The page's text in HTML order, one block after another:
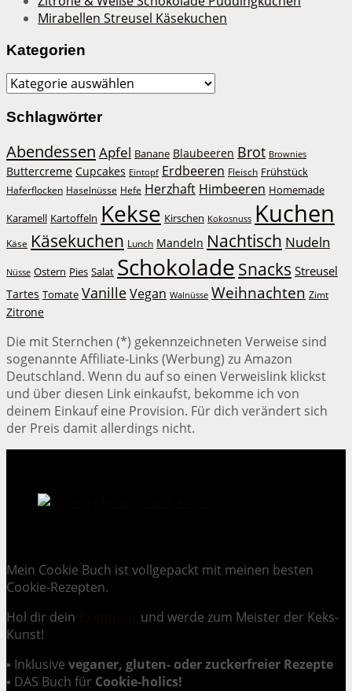
Mirabellen Streusel Käsekuchen
Kategorien
Kategorien
Schlagwörter
Abendessen Apfel Banane Blaubeeren Brot Brownies
Buttercreme Cupcakes Eintopf Erdbeeren Fleisch Frühstück
Haferflocken Haselnüsse Hefe Herzhaft Himbeeren Homemade
Karamell Kartoffeln Kekse Kirschen Kokosnuss Kuchen
Käse Käsekuchen Lunch Mandeln Nachtisch Nudeln
Nüsse Ostern Pies Salat Schokolade Snacks Streusel
Tartes Tomate VanilleVegan Walnüsse Weihnachten Zimt
Zitrone
Die mit Sternchen (*) gekennzeichneten Verweise sind
sogenannte Affiliate-Links (Werbung) zu Amazon
Deutschland. Wenn du auf so einen Verweislink klickst
und über diesen Link einkaufst, bekomme ich von
deinem Einkauf eine Provision. Für dich verändert sich
der Preis damit allerdings nicht.
Mein Cookie Buch ist vollgepackt mit meinen besten
Cookie-Rezepten.
Hol dir dein
und werde zum Meister der Keks-
Kunst!
▪ Inklusive veganer, gluten- oder zuckerfreier Rezepte
▪ DAS Buch für Cookie-holics!